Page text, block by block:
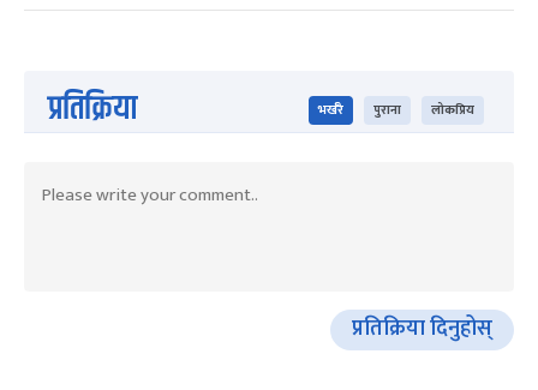
प्रतिक्रिया भर्खरै पुराना लोकप्रिय
प्रतिक्रिया दिनुहोस्